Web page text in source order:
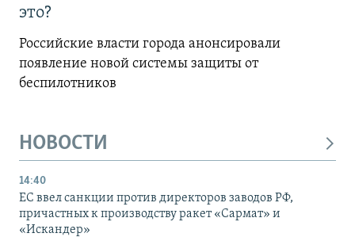
это?
Российские власти города анонсировали
появление новой системы защиты от
беспилотников
НОВОСТИ
14:40
ЕС ввел санкции против директоров заводов РФ,
причастных к производству ракет «Сармат» и
«Искандер»